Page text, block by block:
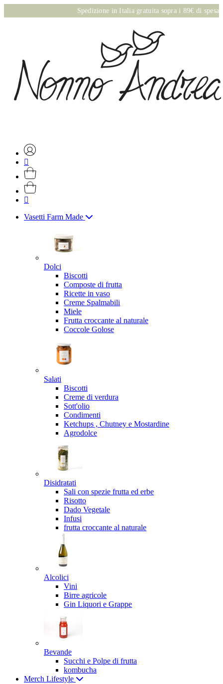
Spedizione in Italia gratuita sopra i 89€ di spesa
Vasetti Farm Made
Dolci
Biscotti
Composte di frutta
Ricette in vaso
Creme Spalmabili
Miele
Frutta croccante al naturale
Coccole Golose
Salati
Biscotti
Creme di verdura
Sott'olio
Condimenti
Ketchups , Chutney e Mostardine
Agrodolce
Disidratati
Sali con spezie frutta ed erbe
Risotto
Dado Vegetale
Infusi
frutta croccante al naturale
Alcolici
Vini
Birre agricole
Gin Liquori e Grappe
Bevande
Succhi e Polpe di frutta
kombucha
Merch Lifestyle